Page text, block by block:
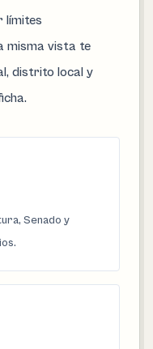
límites
misma vista te
distrito local y
Senado y